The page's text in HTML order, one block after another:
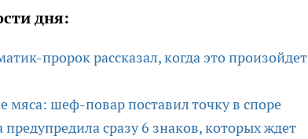
дня:
пророк рассказал, когда это произойдет
мяса: шеф-повар поставил точку в споре
сразу 6 знаков, которых ждет